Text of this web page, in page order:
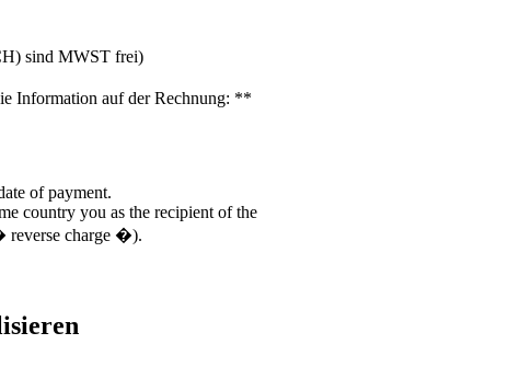
sind MWST frei)
Information auf der Rechnung: **
of payment.
country you as the recipient of the
reverse charge �).